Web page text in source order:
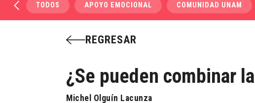
TODOS APOYO EMOCIONAL COMUNIDAD UNAM
REGRESAR
¿Se pueden combinar
Michel Olguín Lacunza